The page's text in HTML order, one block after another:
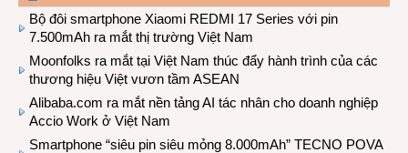
Bộ đôi smartphone Xiaomi REDMI 17 Series với pin
7.500mAh ra mắt thị trường Việt Nam
Moonfolks ra mắt tại Việt Nam thúc đẩy hành trình của các
thương hiệu Việt vươn tầm ASEAN
Alibaba.com ra mắt nền tảng AI tác nhân cho doanh nghiệp
Accio Work ở Việt Nam
Smartphone “siêu pin siêu mỏng 8.000mAh” TECNO POVA